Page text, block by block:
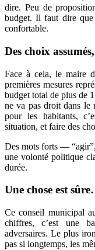
dire. Peu de
budget. Il faut dire que
confortable.
Des choix
Face à cela, le maire
premières mesures
budget total de plus de
ne va pas droit dans le
pour les habitants,
situation, et faire des
Des mots forts —
une volonté politique
durée.
Une chose est
Ce conseil municipal
chiffres, c’est une
adversaires. Le plus
pas si longtemps, les